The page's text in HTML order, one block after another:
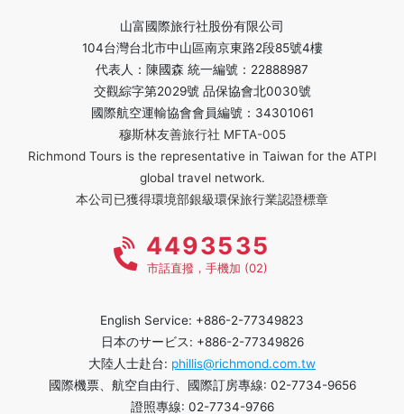
山富國際旅行社股份有限公司
104台灣台北市中山區南京東路2段85號4樓
代表人：陳國森 統一編號：22888987
交觀綜字第2029號 品保協會北0030號
國際航空運輸協會會員編號：34301061
穆斯林友善旅行社 MFTA-005
Richmond Tours is the representative in Taiwan for the ATPI
global travel network.
本公司已獲得環境部銀級環保旅行業認證標章
4493535
市話直撥，手機加 (02)
English Service: +886-2-77349823
日本のサービス: +886-2-77349826
大陸人士赴台: phillis@richmond.com.tw
國際機票、航空自由行、國際訂房專線: 02-7734-9656
證照專線: 02-7734-9766